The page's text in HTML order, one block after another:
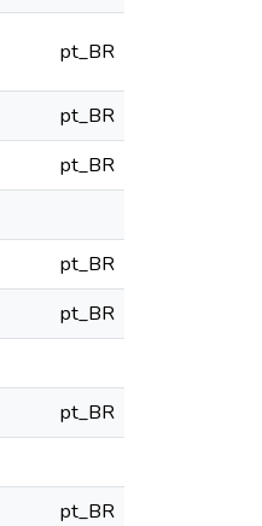
pt_BR
pt_BR
pt_BR
pt_BR
pt_BR
pt_BR
pt_BR